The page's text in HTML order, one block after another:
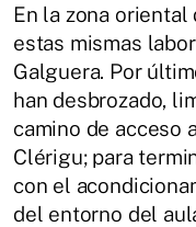
En la zona oriental
estas mismas
Galguera. Por
han desbrozado,
camino de acceso
Clérigu; para
con el
del entorno del